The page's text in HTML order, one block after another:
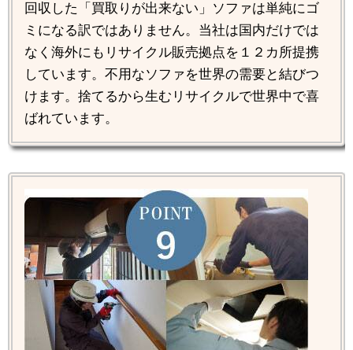
回収した「買取りが出来ない」ソファは単純にゴ
ミになる訳ではありません。当社は国内だけでは
なく海外にもリサイクル販売拠点を１２カ所提携
しています。不用なソファを世界の需要と結びつ
けます。捨てるから生むリサイクルで世界中で喜
ばれています。